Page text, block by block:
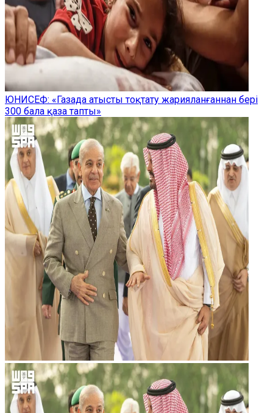
ЮНИСЕФ: «Газада атысты тоқтату жарияланғаннан бері
300 бала қаза тапты»